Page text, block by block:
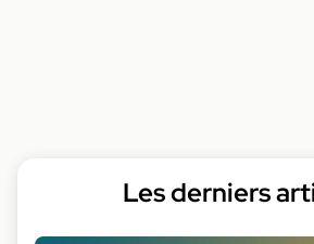
Les derniers